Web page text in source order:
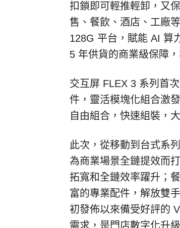
扣鎖即可輕推輕卸，又
售、餐飲、酒店、工廠
128G 平台，賦能 AI 算
5 年供貨的商業級保障
交互屏 FLEX 3 系列首
件，靈活模塊化組合激
自由組合，快速組裝，
此次，從移動到台式系
為商業場景全鏈提效而
拓寬和全鏈效率躍升；
富的專業配件，解放雙
初發佈以來備受好評的
需求，是門店數字化升